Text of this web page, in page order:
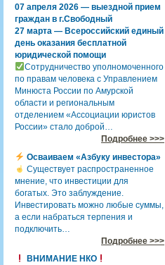
07 апреля 2026 — выездной прием
граждан в г.Свободный
27 марта — Всероссийский единый
день оказания бесплатной
юридической помощи
Сотрудничество уполномоченного
по правам человека с Управлением
Минюста России по Амурской
области и региональным
отделением «Ассоциации юристов
России» стало доброй…
Подробнее >>>
Осваиваем «Азбуку инвестора»
Существует распространенное
мнение, что инвестиции для
богатых. Это заблуждение.
Инвестировать можно любые суммы,
а если набраться терпения и
подключить…
Подробнее >>>
ВНИМАНИЕ НКО